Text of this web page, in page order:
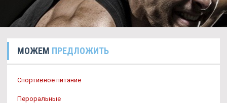
МОЖЕМ ПРЕДЛОЖИТЬ
Спортивное питание
Пероральные